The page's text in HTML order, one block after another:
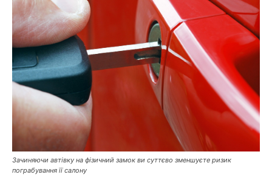
Зачиняючи автівку на фізичний замок ви суттєво зменшуєте ризик
пограбування її салону